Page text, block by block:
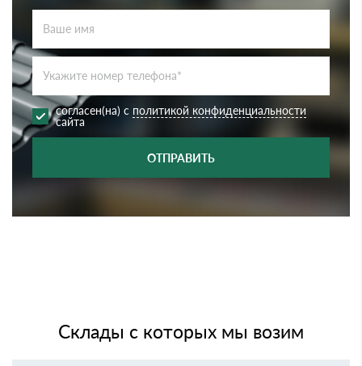
согласен(на) с политикой конфиденциальности
сайта
ОТПРАВИТЬ
Склады с которых мы возим